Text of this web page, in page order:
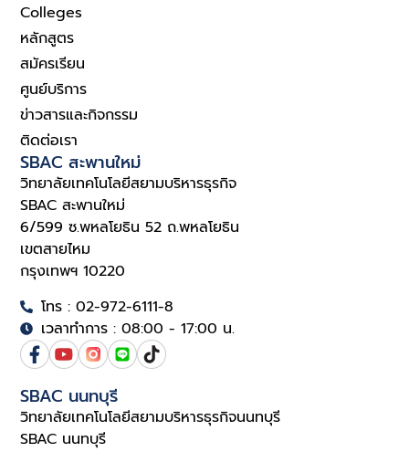
Colleges
หลักสูตร
สมัครเรียน
ศูนย์บริการ
ข่าวสารและกิจกรรม
ติดต่อเรา
SBAC สะพานใหม่
วิทยาลัยเทคโนโลยีสยามบริหารธุรกิจ
SBAC สะพานใหม่
6/599 ซ.พหลโยธิน 52 ถ.พหลโยธิน
เขตสายไหม
กรุงเทพฯ 10220
โทร : 02-972-6111-8
เวลาทำการ : 08:00 - 17:00 น.
SBAC นนทบุรี
วิทยาลัยเทคโนโลยีสยามบริหารธุรกิจนนทบุรี
SBAC นนทบุรี